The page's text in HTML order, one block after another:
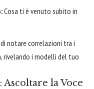
Cosa ti è venuto subito in
notare correlazioni tra i
rivelando i modelli del tuo
la Voce